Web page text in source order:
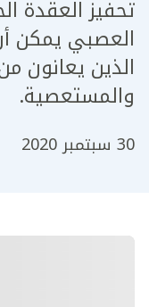
تحفيز العقدة
العصبي يمكن
الذين يعانون
والمستعصية.
30 سبتمبر 2020